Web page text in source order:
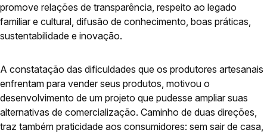
promove relações de transparência, respeito ao legado
familiar e cultural, difusão de conhecimento, boas práticas,
sustentabilidade e inovação.
A constatação das dificuldades que os produtores artesanais
enfrentam para vender seus produtos, motivou o
desenvolvimento de um projeto que pudesse ampliar suas
alternativas de comercialização. Caminho de duas direções,
traz também praticidade aos consumidores: sem sair de casa,